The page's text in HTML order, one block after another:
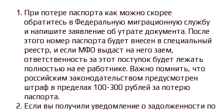
При потере паспорта как можно скорее
обратитесь в Федеральную миграционную службу
и напишите заявление об утрате документа. После
этого номер паспорта будет внесен в специальный
реестр, и если МФО выдаст на него заем,
ответственность за этот поступок будет лежать
полностью на ее работнике. Важно помнить, что
российским законодательством предусмотрен
штраф в пределах 100-300 рублей за потерю
паспорта.
Если вы получили уведомление о задолженности по